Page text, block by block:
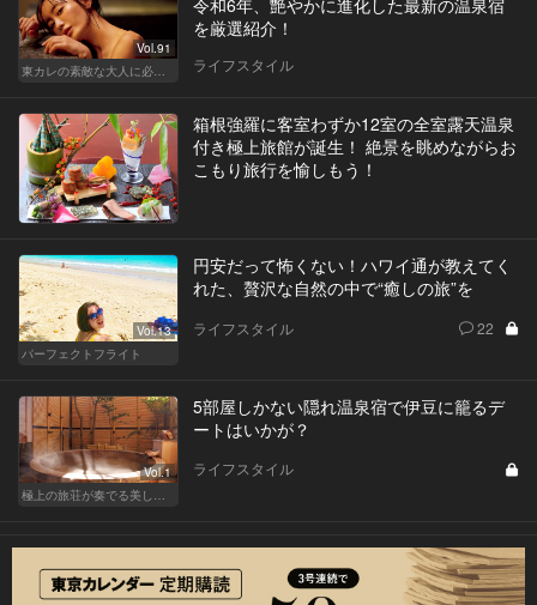
Vol.91
東カレの素敵な大人に必要なこと
令和6年、艶やかに進化した最新の温泉宿
を厳選紹介！
ライフスタイル
箱根強羅に客室わずか12室の全室露天温泉
付き極上旅館が誕生！ 絶景を眺めながらお
こもり旅行を愉しもう！
Vol.13
パーフェクトフライト
円安だって怖くない！ハワイ通が教えてく
れた、贅沢な自然の中で“癒しの旅”を
ライフスタイル 22
Vol.1
極上の旅荘が奏でる美しき寛ぎ
5部屋しかない隠れ温泉宿で伊豆に籠るデ
ートはいかが？
ライフスタイル